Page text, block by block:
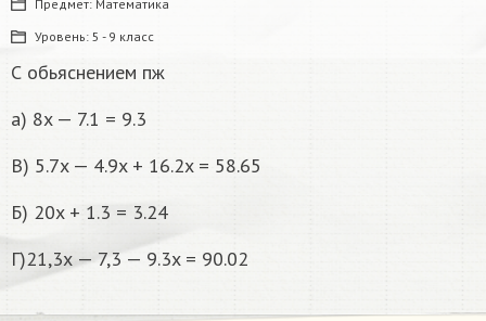
Предмет: Математика
Уровень: 5 - 9 класс
С обьяснением пж
a) 8x — 7.1 = 9.3
B) 5.7x — 4.9x + 16.2x = 58.65
Б) 20x + 1.3 = 3.24
Г)21,3х — 7,3 — 9.3x = 90.02